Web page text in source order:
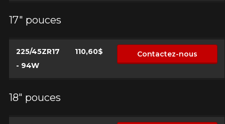
17" pouces
225/45ZR17
- 94W
110,60$ Contactez-nous
18" pouces